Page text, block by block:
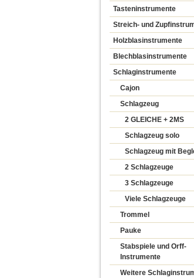
Tasteninstrumente
Streich- und
Holzblasinstrumente
Blechblasinstrumente
Schlaginstrumente
Cajon
Schlagzeug
2 GLEICHE + 2MS
Schlagzeug solo
Schlagzeug mit
2 Schlagzeuge
3 Schlagzeuge
Viele Schlagzeuge
Trommel
Pauke
Stabspiele und Orff-
Instrumente
Weitere